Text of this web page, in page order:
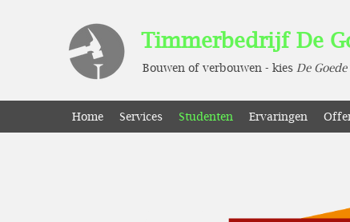
Timmerbedrijf De
Bouwen of verbouwen - kies De Goede
Home Services Studenten Ervaringen